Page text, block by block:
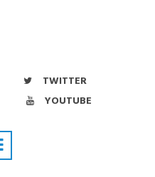
TWITTER
YOUTUBE